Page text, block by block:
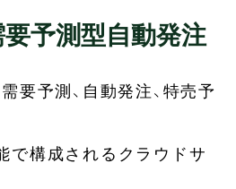
い合わせ
予測型自動発注
要予測、自動発注、特売予
で構成されるクラウドサ